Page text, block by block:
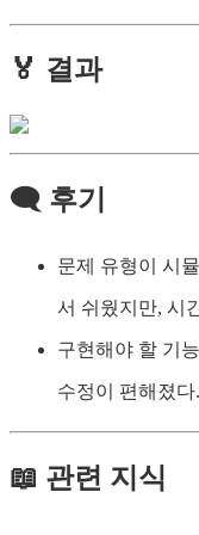
🏅 결과
🗨️ 후기
문제 유형이 시
서 쉬웠지만, 시
구현해야 할 기
수정이 편해졌다.
📖 관련 지식